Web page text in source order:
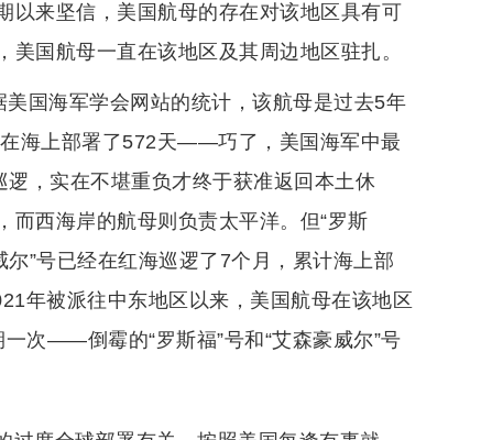
以来坚信，美国航母的存在对该地区具有可
国航母一直在该地区及其周边地区驻扎。
国海军学会网站的统计，该航母是过去5年
海上部署了572天——巧了，美国海军中最
，实在不堪重负才终于获准返回本土休
西海岸的航母则负责太平洋。但“罗斯
”号已经在红海巡逻了7个月，累计海上部
年被派往中东地区以来，美国航母在该地区
次——倒霉的“罗斯福”号和“艾森豪威尔”号